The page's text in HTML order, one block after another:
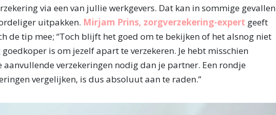
via een van jullie werkgevers. Dat kan in sommige gevallen
uitpakken. Mirjam Prins, zorgverzekering-expert geeft
de tip mee; “Toch blijft het goed om te bekijken of het alsnog niet
is om jezelf apart te verzekeren. Je hebt misschien
aanvullende verzekeringen nodig dan je partner. Een rondje
vergelijken, is dus absoluut aan te raden.”